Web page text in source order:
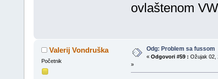
ovlaštenom
Valerij Vondruška
Početnik
Odg: Problem sa fussom
« Odgovori #59 : Ožujak 02,
»